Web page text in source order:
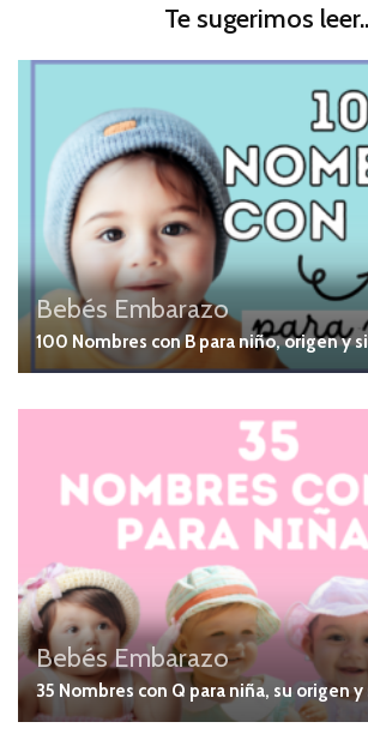
Te sugerimos
Bebés Embarazo
100 Nombres con B para niño, origen y
BebésEmbarazo
35 Nombres con Q para niña, su origen